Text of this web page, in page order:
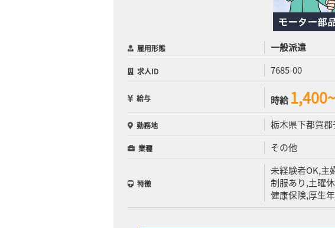
雇用形態 一般派遣
求人ID 7685-00
給与 時給
勤務地 栃木県下都賀
業種 その他
特徴
未経験者OK,主
制服あり,土曜
健康保険,厚生